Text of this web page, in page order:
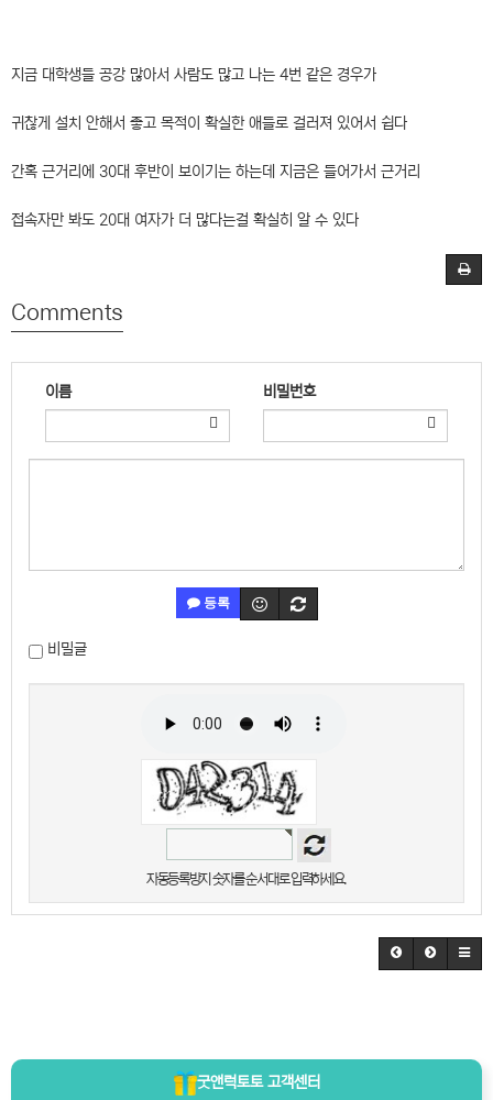
지금 대학생들 공강 많아서 사람도 많고 나는 4번 같은 경우가
귀찮게 설치 안해서 좋고 목적이 확실한 애들로 걸러져 있어서 쉽다
간혹 근거리에 30대 후반이 보이기는 하는데 지금은 들어가서 근거리
접속자만 봐도 20대 여자가 더 많다는걸 확실히 알 수 있다
Comments
이름 비밀번호
등록
비밀글
자동등록방지 숫자를 순서대로 입력하세요.
굿앤럭토토고객센터